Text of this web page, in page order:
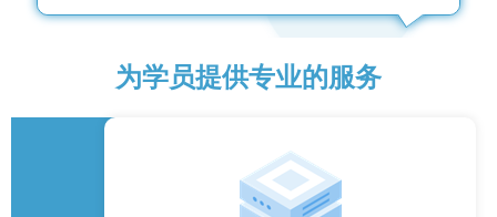
为学员提供专业的服务